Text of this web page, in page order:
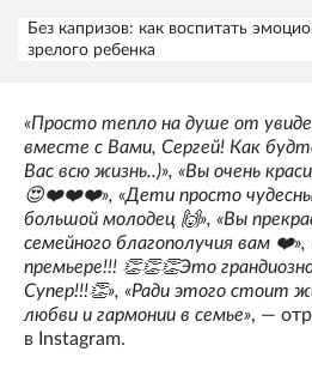
Без капризов: как воспитать
зрелого ребенка
«Просто тепло на душе от
вместе с Вами, Сергей! Как
Вас всю жизнь..)», «Вы очень
😍❤️❤️❤️», «Дети просто
большой молодец 🙌», «Вы
семейного благополучия вам
премьере!!! 👏👏👏Это
Супер!!!👏», «Ради этого стоит
любви и гармонии в семье», —
в Instagram.